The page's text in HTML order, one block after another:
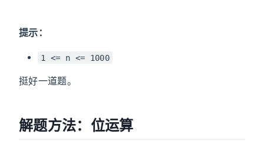
提示：
1 <= n <= 1000
挺好一道题。
解题方法：位运算